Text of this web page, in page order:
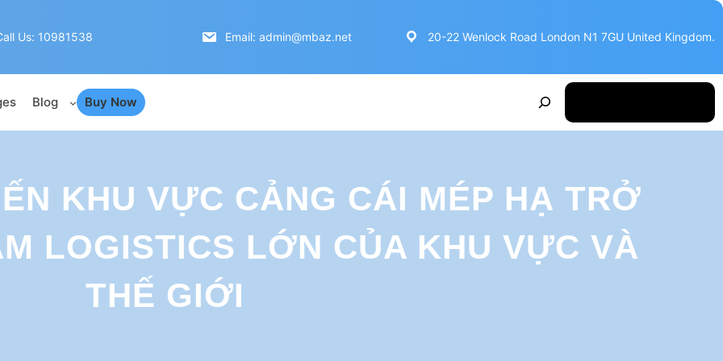
Us: 10981538 Email: admin@mbaz.net 20-22 Wenlock Road London N1 7GU United Kingdom.
Blog Buy Now
c
h
KHU VỰC CẢNG CÁI MÉP HẠ TRỞ
LOGISTICS LỚN CỦA KHU VỰC VÀ
THẾ GIỚI